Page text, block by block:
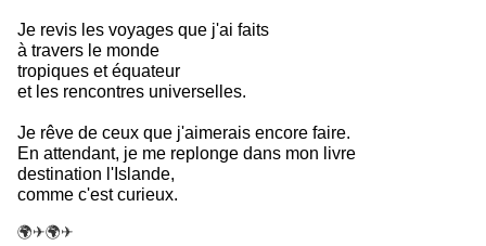
Je revis les voyages que j'ai faits
à travers le monde
tropiques et équateur
et les rencontres universelles.
Je rêve de ceux que j'aimerais encore faire.
En attendant, je me replonge dans mon livre
destination l'Islande,
comme c'est curieux.
🌍✈​​​​​​​🌍​​​​​​​✈​​​​​​​